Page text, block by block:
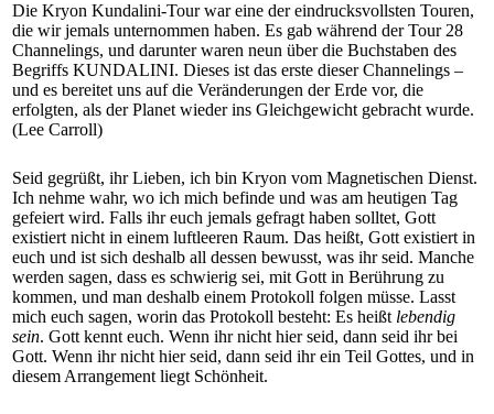
Die Kryon Kundalini-Tour war eine der eindrucksvollsten Touren,
die wir jemals unternommen haben. Es gab während der Tour 28
Channelings, und darunter waren neun über die Buchstaben des
Begriffs KUNDALINI. Dieses ist das erste dieser Channelings –
und es bereitet uns auf die Veränderungen der Erde vor, die
erfolgten, als der Planet wieder ins Gleichgewicht gebracht wurde.
(Lee Carroll)
Seid gegrüßt, ihr Lieben, ich bin Kryon vom Magnetischen Dienst.
Ich nehme wahr, wo ich mich befinde und was am heutigen Tag
gefeiert wird. Falls ihr euch jemals gefragt haben solltet, Gott
existiert nicht in einem luftleeren Raum. Das heißt, Gott existiert in
euch und ist sich deshalb all dessen bewusst, was ihr seid. Manche
werden sagen, dass es schwierig sei, mit Gott in Berührung zu
kommen, und man deshalb einem Protokoll folgen müsse. Lasst
mich euch sagen, worin das Protokoll besteht: Es heißt lebendig
sein. Gott kennt euch. Wenn ihr nicht hier seid, dann seid ihr bei
Gott. Wenn ihr nicht hier seid, dann seid ihr ein Teil Gottes, und in
diesem Arrangement liegt Schönheit.